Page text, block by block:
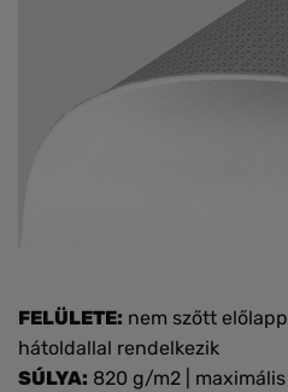
FELÜLETE: nem szőtt
hátoldallal rendelkezik
SÚLYA: 820 g/m2 |